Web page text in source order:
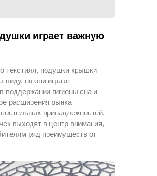
играет важную
текстиля, подушки крышки
виду, но они играют
гигиены сна и
расширения рынка
принадлежностей,
выходят в центр внимания,
ряд преимуществ от